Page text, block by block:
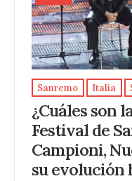
Sanremo Italia
¿Cuáles son
Festival de
Campioni,
su evolución